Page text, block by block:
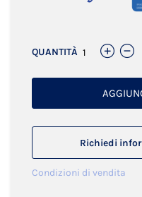
QUANTITÀ
Richiedi
Condizioni di vendita